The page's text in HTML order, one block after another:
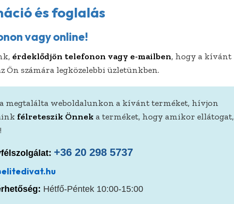
és foglalás
vagy online!
érdeklődjön telefonon vagy e-mailben, hogy a kívánt
Ön számára legközelebbi üzletünkben.
megtalálta weboldalunkon a kívánt terméket, hívjon
félreteszik Önnek a terméket, hogy amikor ellátogat,
+36 20 298 5737
Hétfő-Péntek 10:00-15:00